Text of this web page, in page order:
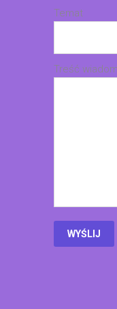
Temat
Treść